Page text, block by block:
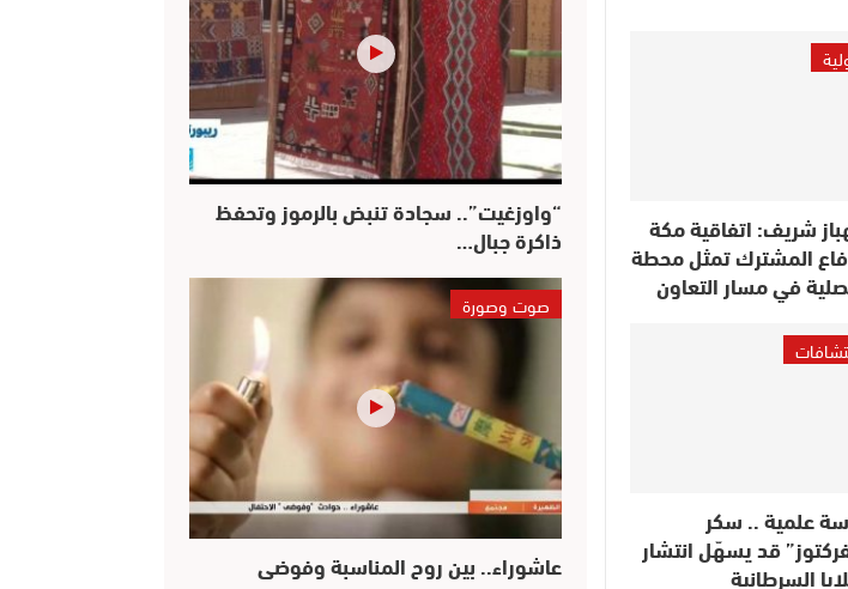
شريف: اتفاقية مكة
المشترك تمثل محطة
في مسار التعاون
علمية .. سكر
قد يسهّل انتشار
السرطانية
“واوزغيت”.. سجادة تنبض بالرموز وتحفظ
ذاكرة جبال…
صوت وصورة
عاشوراء.. بين روح المناسبة وفوضى